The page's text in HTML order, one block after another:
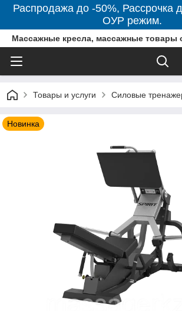
Распродажа до -50%, Рассрочка
ОУР режим.
Массажные кресла, массажные товары
Товары и услуги Силовые
Новинка